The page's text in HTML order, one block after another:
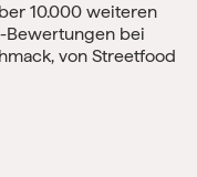
10.000 weiteren
Bewertungen bei
von Streetfood